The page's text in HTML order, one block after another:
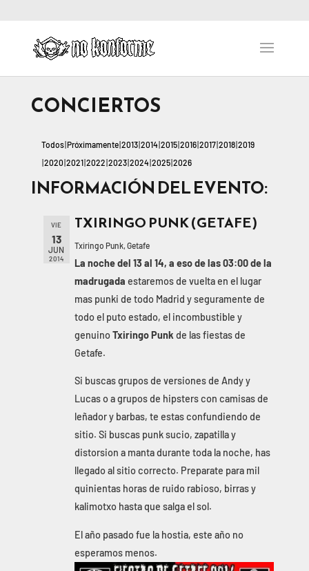
CONCIERTOS
Todos Próximamente 2013 2014 2015 2016 2017 2018 2019
2020 2021 2022 2023 2024 2025 2026
INFORMACIÓN DEL EVENTO:
VIE
13
JUN
2014
TXIRINGO PUNK (GETAFE)
Txiringo Punk, Getafe
La noche del 13 al 14, a eso de las 03:00 de la
madrugada estaremos de vuelta en el lugar
mas punki de todo Madrid y seguramente de
todo el puto estado, el incombustible y
genuinoTxiringo Punk de las fiestas de
Getafe.
Si buscas grupos de versiones de Andy y
Lucas o a grupos de hipsters con camisas de
leñador y barbas, te estas confundiendo de
sitio. Si buscas punk sucio, zapatilla y
distorsion a manta durante toda la noche, has
llegado al sitio correcto. Preparate para mil
quinientas horas de ruido rabioso, birras y
kalimotxo hasta que salga el sol.
El año pasado fue la hostia, este año no
esperamos menos.